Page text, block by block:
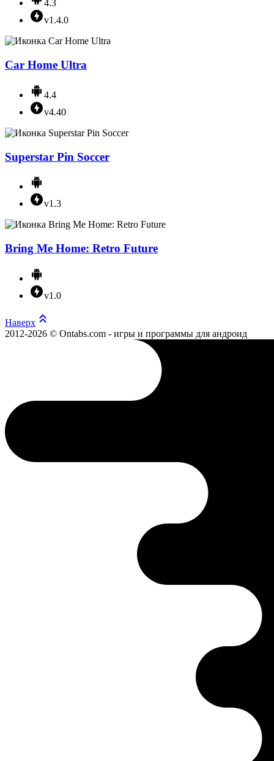
4.3
v1.4.0
Car Home Ultra
4.4
v4.40
Superstar Pin Soccer
v1.3
Bring Me Home: Retro Future
v1.0
Наверх
2012-2026 © Ontabs.com - игры и программы для андроид